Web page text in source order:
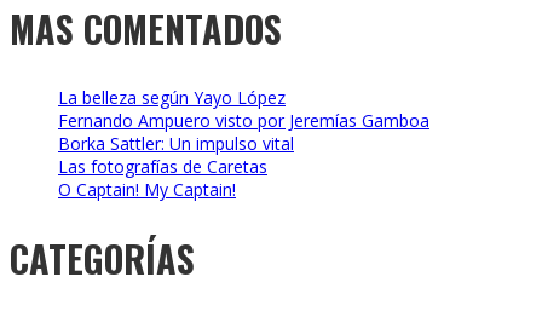
MAS COMENTADOS
La belleza según Yayo López
Fernando Ampuero visto por Jeremías Gamboa
Borka Sattler: Un impulso vital
Las fotografías de Caretas
O Captain! My Captain!
CATEGORÍAS